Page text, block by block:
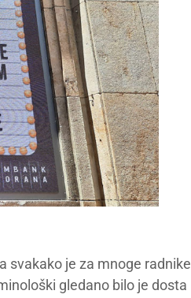
svakako je za mnoge radnike
gledano bilo je dosta